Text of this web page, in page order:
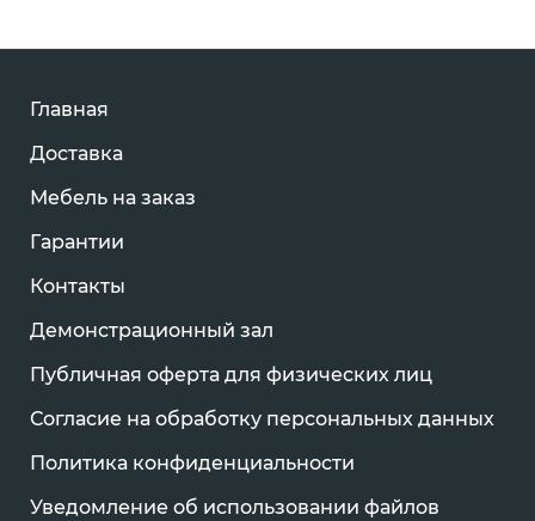
Главная
Доставка
Мебель на заказ
Гарантии
Контакты
Демонстрационный зал
Публичная оферта для физических лиц
Согласие на обработку персональных данных
Политика конфиденциальности
Уведомление об использовании файлов